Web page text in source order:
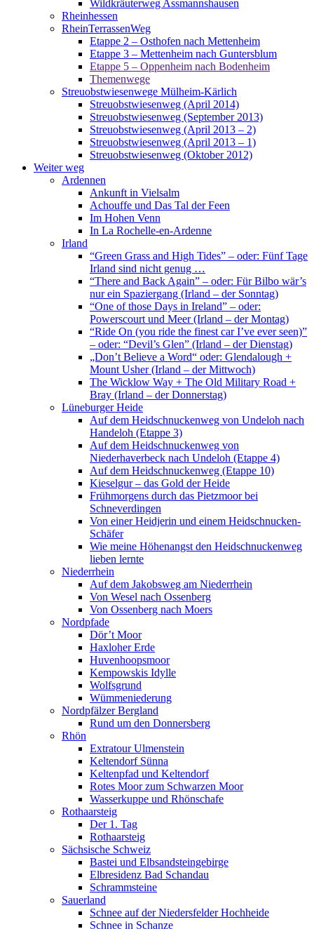
Wildkräuterweg Assmannshausen
Rheinhessen
RheinTerrassenWeg
Etappe 2 – Osthofen nach Mettenheim
Etappe 3 – Mettenheim nach Guntersblum
Etappe 5 – Oppenheim nach Bodenheim
Themenwege
Streuobstwiesenwege Mülheim-Kärlich
Streuobstwiesenweg (April 2014)
Streuobstwiesenweg (September 2013)
Streuobstwiesenweg (April 2013 – 2)
Streuobstwiesenweg (April 2013 – 1)
Streuobstwiesenweg (Oktober 2012)
Weiter weg
Ardennen
Ankunft in Vielsalm
Achouffe und Das Tal der Feen
Im Hohen Venn
In La Rochelle-en-Ardenne
Irland
“Green Grass and High Tides” – oder: Fünf Tage
Irland sind nicht genug …
“There and Back Again” – oder: Für Bilbo wär’s
nur ein Spaziergang (Irland – der Sonntag)
“One of those Days in Ireland” – oder:
Powerscourt und Meer (Irland – der Montag)
“Ride On (you ride the finest car I’ve ever seen)”
– oder: “Devil’s Glen” (Irland – der Dienstag)
„Don’t Believe a Word“ oder: Glendalough +
Mount Usher (Irland – der Mittwoch)
The Wicklow Way + The Old Military Road +
Bray (Irland – der Donnerstag)
Lüneburger Heide
Auf dem Heidschnuckenweg von Undeloh nach
Handeloh (Etappe 3)
Auf dem Heidschnuckenweg von
Niederhaverbeck nach Undeloh (Etappe 4)
Auf dem Heidschnuckenweg (Etappe 10)
Kieselgur – das Gold der Heide
Frühmorgens durch das Pietzmoor bei
Schneverdingen
Von einer Heidjerin und einem Heidschnucken-
Schäfer
Wie meine Höhenangst den Heidschnuckenweg
lieben lernte
Niederrhein
Auf dem Jakobsweg am Niederrhein
Von Wesel nach Ossenberg
Von Ossenberg nach Moers
Nordpfade
Dör’t Moor
Haxloher Erde
Huvenhoopsmoor
Kempowskis Idylle
Wolfsgrund
Wümmeniederung
Nordpfälzer Bergland
Rund um den Donnersberg
Rhön
Extratour Ulmenstein
Keltendorf Sünna
Keltenpfad und Keltendorf
Rotes Moor zum Schwarzen Moor
Wasserkuppe und Rhönschafe
Rothaarsteig
Der 1. Tag
Rothaarsteig
Sächsische Schweiz
Bastei und Elbsandsteingebirge
Elbresidenz Bad Schandau
Schrammsteine
Sauerland
Schnee auf der Niedersfelder Hochheide
Schnee in Schanze